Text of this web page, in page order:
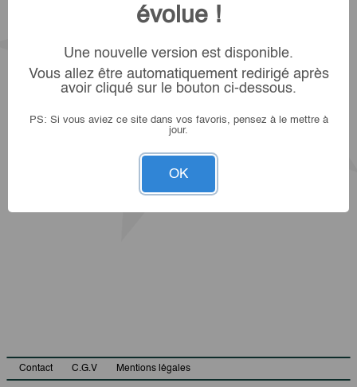
Contact C.G.V Mentions légales
évolue !
Une nouvelle version est disponible.
Vous allez être automatiquement redirigé après
avoir cliqué sur le bouton ci-dessous.
PS: Si vous aviez ce site dans vos favoris, pensez à le mettre à
jour.
OK